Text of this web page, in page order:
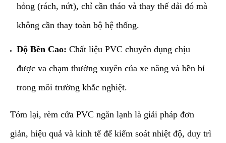
hỏng (rách, nứt), chỉ cần tháo và thay thế dải đó mà
không cần thay toàn bộ hệ thống.
Độ Bền Cao: Chất liệu PVC chuyên dụng chịu
được va chạm thường xuyên của xe nâng và bền bỉ
trong môi trường khắc nghiệt.
​Tóm lại, rèm cửa PVC ngăn lạnh là giải pháp đơn
giản, hiệu quả và kinh tế để kiểm soát nhiệt độ, duy trì